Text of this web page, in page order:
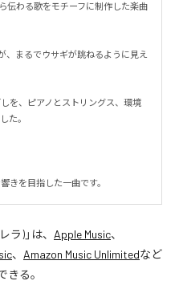
伝わる歌をモチーフに制作した楽曲
、まるでウサギが跳ねるように見え
を、ピアノとストリングス、環境
た。
きを目指した一曲です。
ラ)」は、 Apple Music、
、 Amazon Music Unlimitedなど
る。